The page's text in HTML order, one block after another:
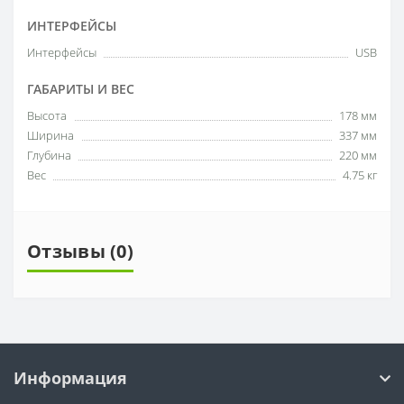
ИНТЕРФЕЙСЫ
Интерфейсы USB
ГАБАРИТЫ И ВЕС
Высота
178 мм
Ширина
337 мм
Глубина
220 мм
Вес
4.75 кг
Отзывы (0)
Информация